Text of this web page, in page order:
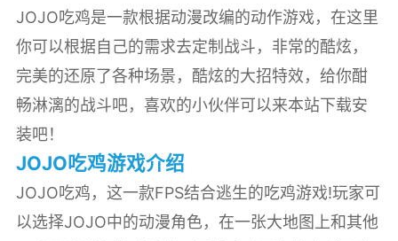
JOJO吃鸡是一款根据动漫改编的动作游戏，在这里
你可以根据自己的需求去定制战斗，非常的酷炫，
完美的还原了各种场景，酷炫的大招特效，给你酣
畅淋漓的战斗吧，喜欢的小伙伴可以来本站下载安
装吧！
JOJO吃鸡游戏介绍
JOJO吃鸡，这一款FPS结合逃生的吃鸡游戏!玩家可
以选择JOJO中的动漫角色，在一张大地图上和其他